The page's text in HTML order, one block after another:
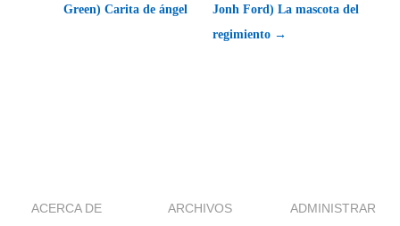
Green) Carita de ángel
Jonh Ford) La mascota del
regimiento →
ACERCA DE ARCHIVOS ADMINISTRAR